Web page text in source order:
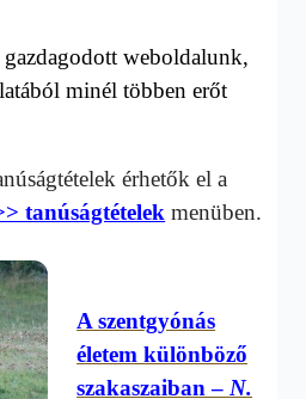
weboldalunk,
minél többen erőt
érhetők el a
tanúságtételek menüben.
A szentgyónás
életem különböző
szakaszaiban – N.